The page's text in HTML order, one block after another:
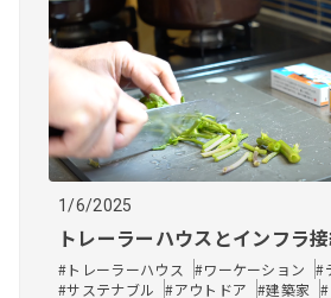
1/6/2025
トレーラーハウスとインフラ
#トレーラーハウス #ワーケーション
#
#サステナブル​
#アウトドア #建築家